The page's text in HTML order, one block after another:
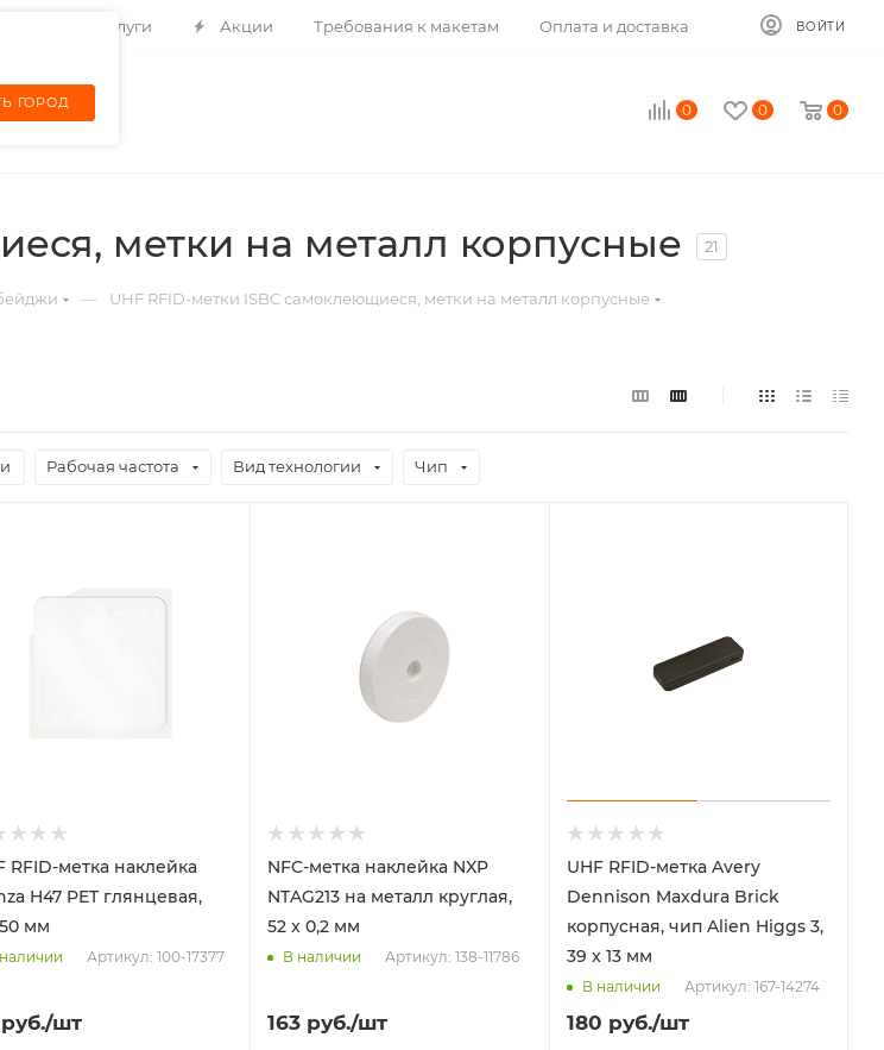
ГОРОД
Услуги Акции Требования к макетам Оплата и доставка ВОЙТИ
0 0 0
метки на металл корпусные 21
— UHF RFID-метки ISBC самоклеющиеся, метки на металл корпусные
Рабочая частота Вид технологии Чип
RFID-метка наклейка
H47 PET глянцевая,
мм
Артикул: 100-17377
/шт
NFC-метка наклейка NXP
NTAG213 на металл круглая,
52 x 0,2 мм
В наличии Артикул: 138-11786
163 руб./шт
UHF RFID-метка Avery
Dennison Maxdura Brick
корпусная, чип Alien Higgs 3,
39 x 13 мм
В наличии Артикул: 167-14274
180 руб./шт